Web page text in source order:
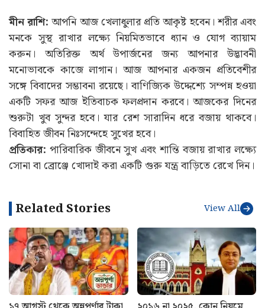
মীন রাশি: আপনি আজ খেলাধুলার প্রতি আকৃষ্ট হবেন। শরীর এবং
মনকে সুস্থ রাখার লক্ষ্যে নিয়মিতভাবে ধ্যান ও যোগ ব্যায়াম
করুন। অতিরিক্ত অর্থ উপার্জনের জন্য আপনার উদ্ভাবনী
মনোভাবকে কাজে লাগান। আজ আপনার একজন প্রতিবেশীর
সঙ্গে বিবাদের সম্ভাবনা রয়েছে। বাণিজ্যিক উদ্দেশ্যে সম্পন্ন হওয়া
একটি সফর আজ ইতিবাচক ফলপ্রদান করবে। আজকের দিনের
শুরুটা খুব সুন্দর হবে। যার রেশ সারাদিন ধরে বজায় থাকবে।
বিবাহিত জীবন নিঃসন্দেহে সুখের হবে।
প্রতিকার: পারিবারিক জীবনে সুখ এবং শান্তি বজায় রাখার লক্ষ্যে
সোনা বা ব্রোঞ্জে খোদাই করা একটি গুরু যন্ত্র বাড়িতে রেখে দিন।
Related Stories View All